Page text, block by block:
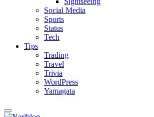
Social Media
Sports
Status
Tech
Tips
Trading
Travel
Trivia
WordPress
Yamagata